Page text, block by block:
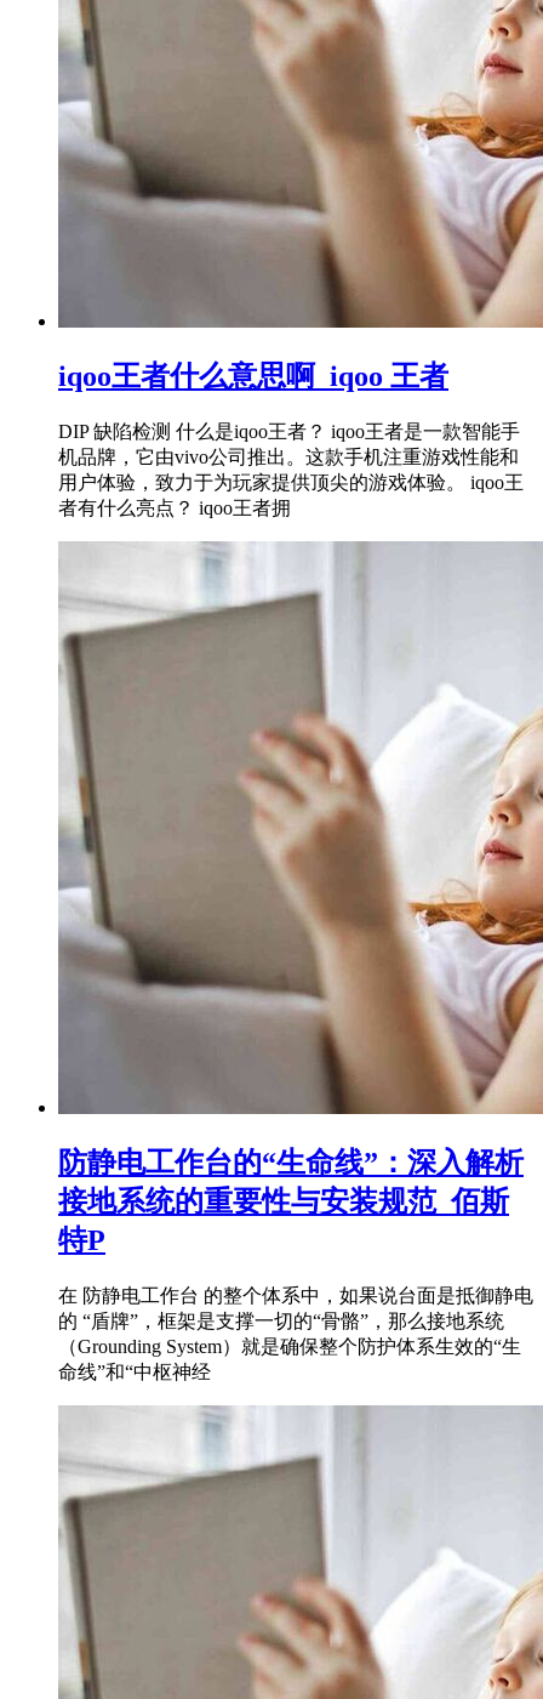
iqoo王者什么意思啊_iqoo 王者
DIP 缺陷检测 什么是iqoo王者？ iqoo王者是一款智能手
机品牌，它由vivo公司推出。这款手机注重游戏性能和
用户体验，致力于为玩家提供顶尖的游戏体验。 iqoo王
者有什么亮点？ iqoo王者拥
防静电工作台的“生命线”：深入解析
接地系统的重要性与安装规范_佰斯
特P
在 防静电工作台 的整个体系中，如果说台面是抵御静电
的 “盾牌”，框架是支撑一切的“骨骼”，那么接地系统
（Grounding System）就是确保整个防护体系生效的“生
命线”和“中枢神经